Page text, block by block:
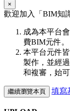
×
歡迎加入「 BIM知
成為本平台
費BIM元件。
本平台元件
製作，並經
和複審，始可
繼續瀏覽本頁 填寫